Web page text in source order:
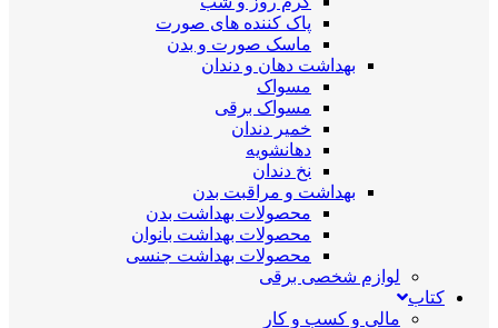
پاک کننده های صورت
ماسک صورت و بدن
بهداشت دهان و دندان
مسواک
مسواک برقی
خمیر دندان
دهانشویه
نخ دندان
بهداشت و مراقبت بدن
محصولات بهداشت بدن
محصولات بهداشت بانوان
محصولات بهداشت جنسی
لوازم شخصی برقی
کتاب
مالی و کسب و کار